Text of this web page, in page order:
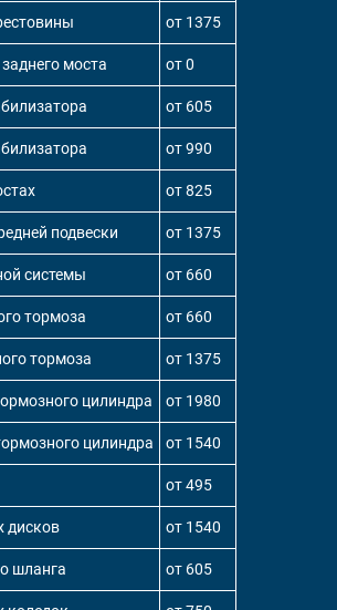
от 1375
моста от 0
от 605
от 990
от 825
подвески от 1375
системы от 660
тормоза от 660
тормоза от 1375
цилиндра от 1980
цилиндра от 1540
от 495
дисков от 1540
шланга от 605